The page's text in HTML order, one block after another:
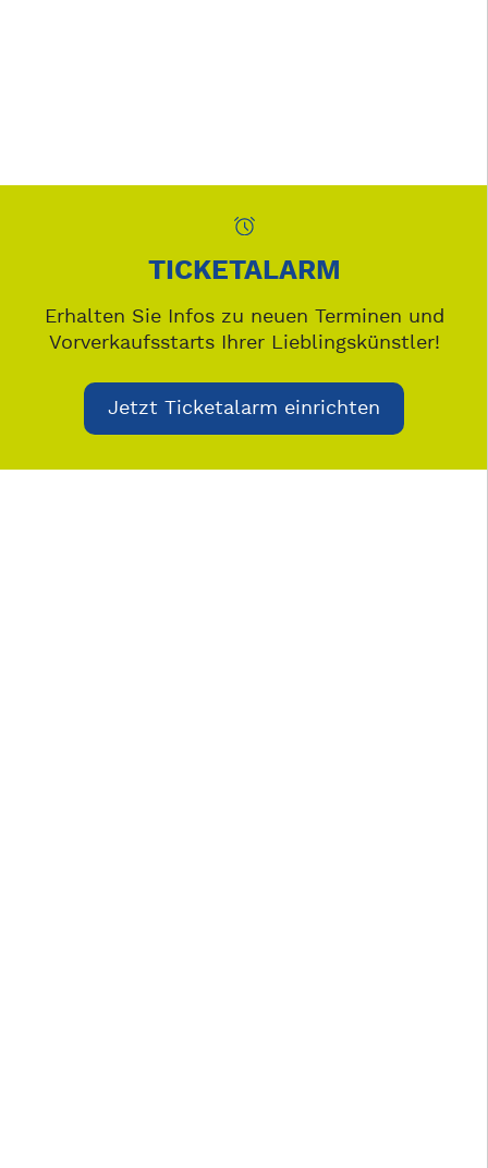
TICKETALARM
Erhalten Sie Infos zu neuen Terminen und
Vorverkaufsstarts Ihrer Lieblingskünstler!
Jetzt Ticketalarm einrichten